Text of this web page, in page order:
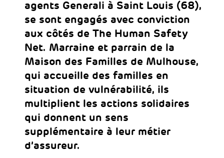
agents Generali à Saint Louis (68),
se sont engagés avec conviction
aux côtés de The Human Safety
Net. Marraine et parrain de la
Maison des Familles de Mulhouse,
qui accueille des familles en
situation de vulnérabilité, ils
multiplient les actions solidaires
qui donnent un sens
supplémentaire à leur métier
d’assureur.